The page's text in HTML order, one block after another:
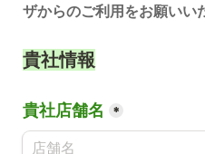
ザからのご利用をお願いい
貴社情報
貴社店舗名 *